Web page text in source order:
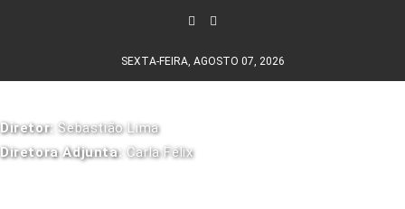
SEXTA-FEIRA, AGOSTO 07, 2026
Diretor: Sebastião Lima
Diretora Adjunta: Carla Félix